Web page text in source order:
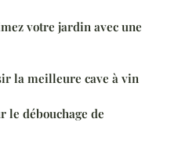
votre jardin avec une
la meilleure cave à vin
le débouchage de